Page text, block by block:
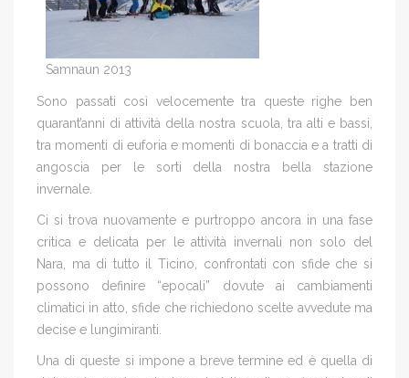
Samnaun 2013
Sono passati così velocemente tra queste righe ben
quarant’anni di attività della nostra scuola, tra alti e bassi,
tra momenti di euforia e momenti di bonaccia e a tratti di
angoscia per le sorti della nostra bella stazione
invernale.
Ci si trova nuovamente e purtroppo ancora in una fase
critica e delicata per le attività invernali non solo del
Nara, ma di tutto il Ticino, confrontati con sfide che si
possono definire “epocali” dovute ai cambiamenti
climatici in atto, sfide che richiedono scelte avvedute ma
decise e lungimiranti.
Una di queste si impone a breve termine ed è quella di